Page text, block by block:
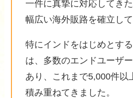
一件に真摯に対応してき
幅広い海外販路を確立して
特にインドをはじめとす
は、多数のエンドユーザ
あり、これまで5,000件以
積み重ねてきました。